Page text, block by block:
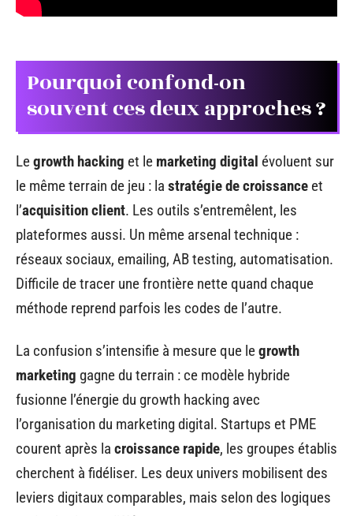
Pourquoi confond-on
souvent ces deux approches ?
Legrowth hacking et le marketing digital évoluent sur
le même terrain de jeu : la stratégie de croissance et
l’acquisition client. Les outils s’entremêlent, les
plateformes aussi. Un même arsenal technique :
réseaux sociaux, emailing, AB testing, automatisation.
Difficile de tracer une frontière nette quand chaque
méthode reprend parfois les codes de l’autre.
La confusion s’intensifie à mesure que legrowth
marketing gagne du terrain : ce modèle hybride
fusionne l’énergie du growth hacking avec
l’organisation du marketing digital. Startups et PME
courent après la croissance rapide, les groupes établis
cherchent à fidéliser. Les deux univers mobilisent des
leviers digitaux comparables, mais selon des logiques